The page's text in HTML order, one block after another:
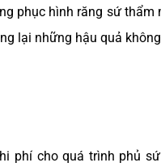
phục hình răng sứ thẩm
lại những hậu quả
phí cho quá trình phủ